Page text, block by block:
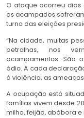
O ataque ocorreu
os acampados
turno das eleições
“Na cidade, muitas
petralhas, nos
acampamentos. São
ódio. A cada
à violência, as
A ocupação está
famílias vivem desde
milho, feijão, abóbora e